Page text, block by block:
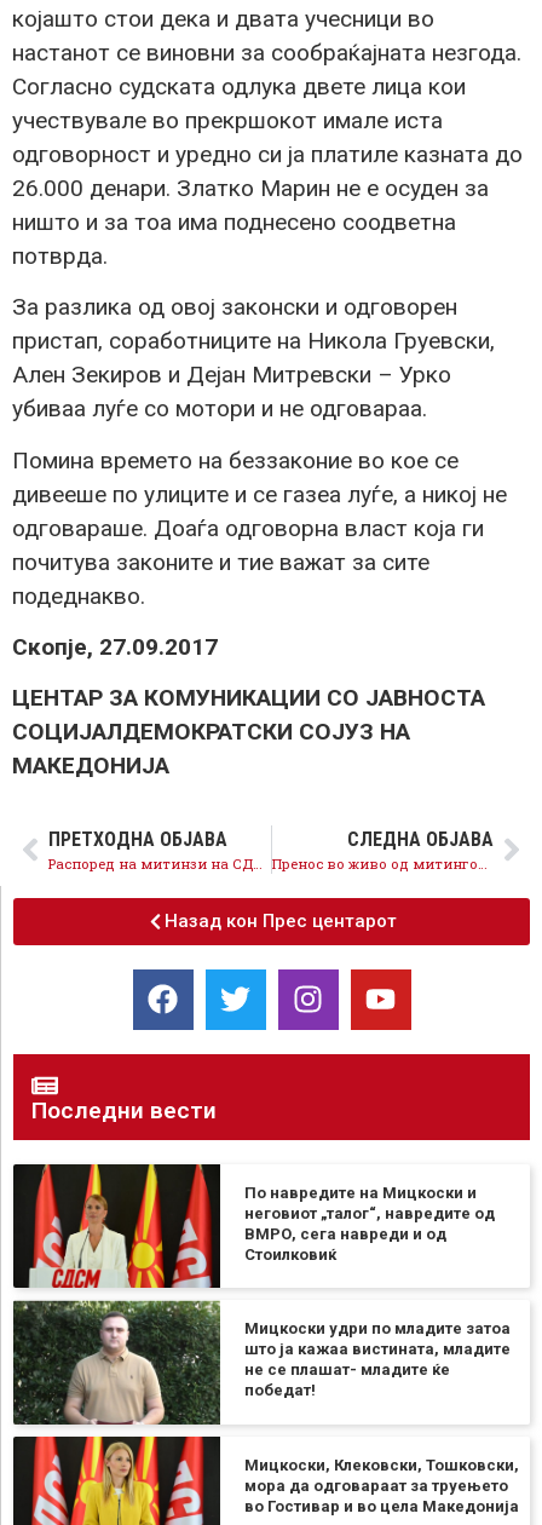
којашто стои дека и двата учесници во
настанот се виновни за сообраќајната незгода.
Согласно судската одлука двете лица кои
учествувале во прекршокот имале иста
одговорност и уредно си ја платиле казната до
26.000 денари. Златко Марин не е осуден за
ништо и за тоа има поднесено соодветна
потврда.
За разлика од овој законски и одговорен
пристап, соработниците на Никола Груевски,
Ален Зекиров и Дејан Митревски – Урко
убиваа луѓе со мотори и не одговараа.
Помина времето на беззаконие во кое се
дивееше по улиците и се газеа луѓе, а никој не
одговараше. Доаѓа одговорна власт која ги
почитува законите и тие важат за сите
подеднакво.
Скопје, 27.09.2017
ЦЕНТАР ЗА КОМУНИКАЦИИ СО ЈАВНОСТА
СОЦИЈАЛДЕМОКРАТСКИ СОЈУЗ НА
МАКЕДОНИЈА
ПРЕТХОДНА ОБЈАВА СЛЕДНА ОБЈАВА
Назад кон Прес центарот
Последни вести
По навредите на Мицкоски и
неговиот „талог“, навредите од
ВМРО, сега навреди и од
Стоилковиќ
Мицкоски удри по младите затоа
што ја кажаа вистината, младите
не се плашат- младите ќе
победат!
Мицкоски, Клековски, Тошковски,
мора да одговараат за труењето
во Гостивар и во цела Македонија